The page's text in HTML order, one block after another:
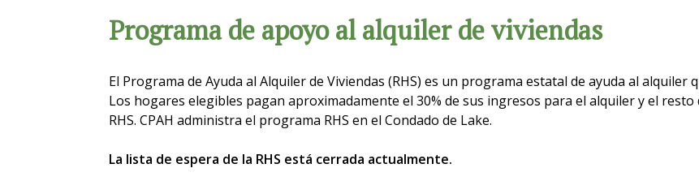
Programa de apoyo al alquiler de viviendas
El Programa de Ayuda al Alquiler de Viviendas (RHS) es un programa estatal de ayuda al
Los hogares elegibles pagan aproximadamente el 30% de sus ingresos para el alquiler y el
RHS. CPAH administra el programa RHS en el Condado de Lake.
La lista de espera de la RHS está cerrada actualmente.